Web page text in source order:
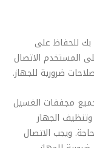
بك للحفاظ على
المستخدم الاتصال
ضرورية للجهاز.
مجففات الغسيل
الجهاز
ويجب الاتصال